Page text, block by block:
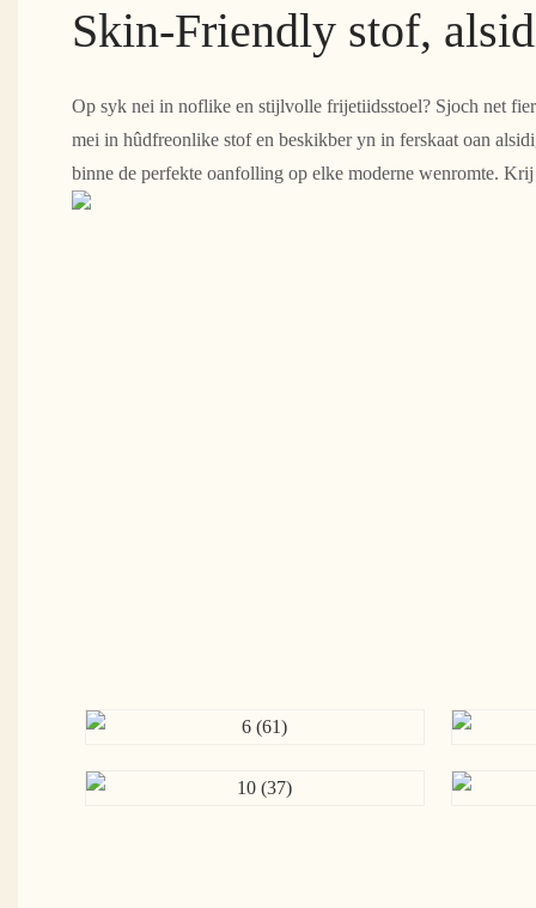
Skin-Friendly stof,
Op syk nei in noflike en stijlvolle frijetiidsstoel? Sjoch net
mei in hûdfreonlike stof en beskikber yn in ferskaat oan
binne de perfekte oanfolling op elke moderne wenromte.